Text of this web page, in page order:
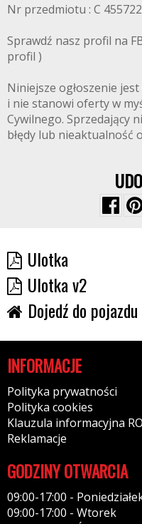
Nr przedmiotu : C
Sprawdź nasz profil na
profil )
Niniejsze ogłoszenie
i nie stanowi oferty w
Cywilnego. Sprzedający
błędy lub nieaktualność
Ulotka
Ulotka v2
Dojedź do pojazdu
INFORMACJE
Polityka prywatności
Polityka cookies
Klauzula informacyjna
Reklamacje
GODZINY OTWARCIA
09:00-17:00 -
09:00-17:00 - Wtorek